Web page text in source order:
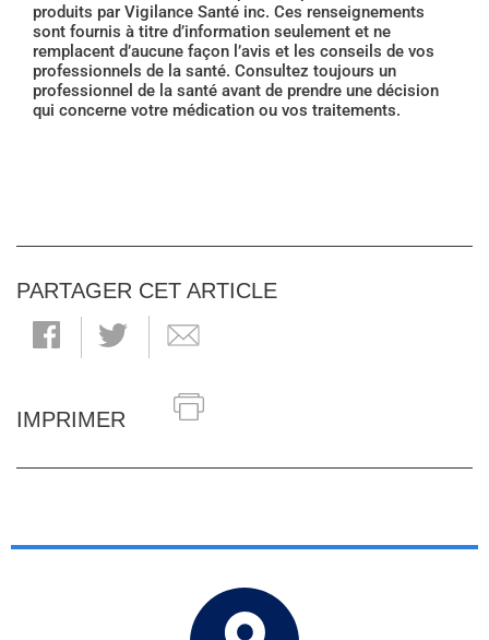
produits par Vigilance Santé inc. Ces renseignements
sont fournis à titre d’information seulement et ne
remplacent d’aucune façon l’avis et les conseils de vos
professionnels de la santé. Consultez toujours un
professionnel de la santé avant de prendre une décision
qui concerne votre médication ou vos traitements.
PARTAGER CET ARTICLE
IMPRIMER